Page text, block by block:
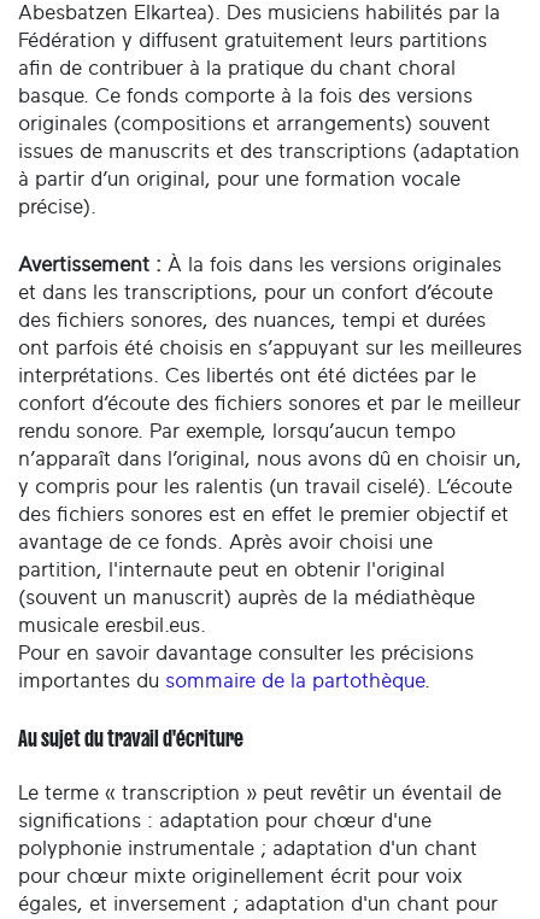
Abesbatzen Elkartea). Des musiciens habilités par la
Fédération y diffusent gratuitement leurs partitions
afin de contribuer à la pratique du chant choral
basque. Ce fonds comporte à la fois des versions
originales (compositions et arrangements) souvent
issues de manuscrits et des transcriptions (adaptation
à partir d’un original, pour une formation vocale
précise).
Avertissement : À la fois dans les versions originales
et dans les transcriptions, pour un confort d’écoute
des fichiers sonores, des nuances, tempi et durées
ont parfois été choisis en s’appuyant sur les meilleures
interprétations. Ces libertés ont été dictées par le
confort d’écoute des fichiers sonores et par le meilleur
rendu sonore. Par exemple, lorsqu’aucun tempo
n’apparaît dans l’original, nous avons dû en choisir un,
y compris pour les ralentis (un travail ciselé). L’écoute
des fichiers sonores est en effet le premier objectif et
avantage de ce fonds. Après avoir choisi une
partition, l'internaute peut en obtenir l'original
(souvent un manuscrit) auprès de la médiathèque
musicale eresbil.eus.
Pour en savoir davantage consulter les précisions
importantes du sommaire de la partothèque.
Au sujet du travail d'écriture
Le terme « transcription » peut revêtir un éventail de
significations : adaptation pour chœur d'une
polyphonie instrumentale ; adaptation d'un chant
pour chœur mixte originellement écrit pour voix
égales, et inversement ; adaptation d'un chant pour